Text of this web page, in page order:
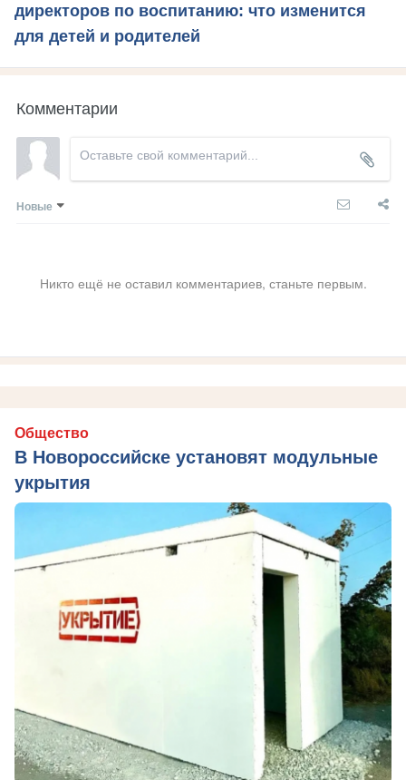
директоров по воспитанию: что изменится
для детей и родителей
Комментарии
Новые
Никто ещё не оставил комментариев, станьте первым.
Общество
В Новороссийске установят модульные
укрытия